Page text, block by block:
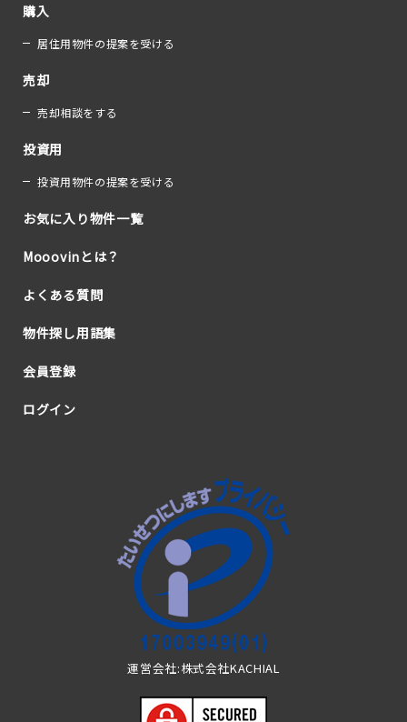
購入
居住用物件の提案を受ける
売却
売却相談をする
投資用
投資用物件の提案を受ける
お気に入り物件一覧
Mooovinとは？
よくある質問
物件探し用語集
会員登録
ログイン
運営会社:株式会社KACHIAL